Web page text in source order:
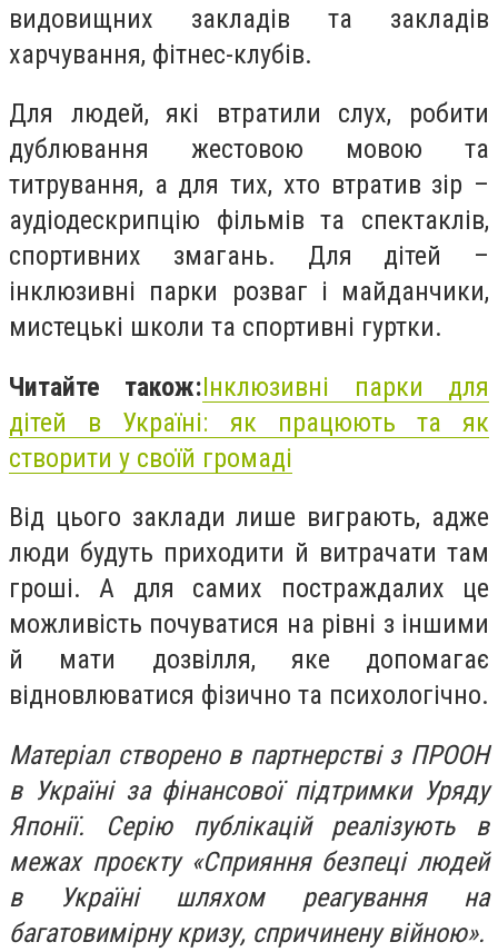
видовищних закладів та закладів
харчування, фітнес-клубів.
Для людей, які втратили слух, робити
дублювання жестовою мовою та
титрування, а для тих, хто втратив зір –
аудіодескрипцію фільмів та спектаклів,
спортивних змагань. Для дітей –
інклюзивні парки розваг і майданчики,
мистецькі школи та спортивні гуртки.
Читайте також:Інклюзивні парки для
дітей в Україні: як працюють та як
створити у своїй громаді
Від цього заклади лише виграють, адже
люди будуть приходити й витрачати там
гроші. А для самих постраждалих це
можливість почуватися на рівні з іншими
й мати дозвілля, яке допомагає
відновлюватися фізично та психологічно.
Матеріал створено в партнерстві з ПРООН
в Україні за фінансової підтримки Уряду
Японії. Серію публікацій реалізують в
межах проєкту «Сприяння безпеці людей
в Україні шляхом реагування на
багатовимірну кризу, спричинену війною».